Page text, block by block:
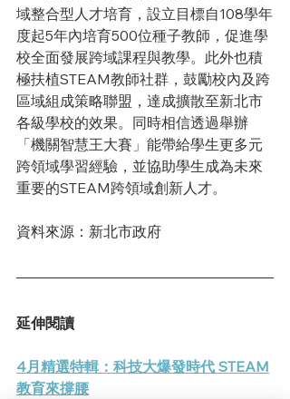
域整合型人才培育，設立目標自108學年
度起5年內培育500位種子教師，促進學
校全面發展跨域課程與教學。此外也積
極扶植STEAM教師社群，鼓勵校內及跨
區域組成策略聯盟，達成擴散至新北市
各級學校的效果。同時相信透過舉辦
「機關智慧王大賽」能帶給學生更多元
跨領域學習經驗，並協助學生成為未來
重要的STEAM跨領域創新人才。
資料來源：新北市政府
延伸閱讀
4月精選特輯：科技大爆發時代 STEAM
教育來撐腰